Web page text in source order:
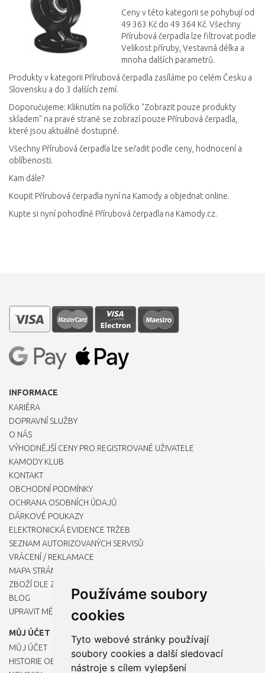
Používáme soubory
cookies
Tyto webové stránky používají
soubory cookies a další sledovací
nástroje s cílem vylepšení
Ceny v této kategorii se pohybují od
49 363 Kč do 49 364 Kč. Všechny
Přírubová čerpadla lze filtrovat podle
Velikost příruby, Vestavná délka a
mnoha dalších parametrů.
Produkty v kategorii Přírubová čerpadla zasíláme po celém Česku a
Slovensku a do 3 dalších zemí.
Doporučujeme: Kliknutím na políčko "Zobrazit pouze produkty
skladem" na pravé straně se zobrazí pouze Přírubová čerpadla,
které jsou aktuálně dostupné.
Všechny Přírubová čerpadla lze seřadit podle ceny, hodnocení a
oblíbenosti.
Kam dále?
Koupit Přírubová čerpadla nyní na Kamody a objednat online.
Kupte si nyní pohodlně Přírubová čerpadla na Kamody.cz.
INFORMACE
KARIÉRA
DOPRAVNÍ SLUŽBY
O NÁS
VÝHODNĚJŠÍ CENY PRO REGISTROVANÉ UŽIVATELE
KAMODY KLUB
KONTAKT
OBCHODNÍ PODMÍNKY
OCHRANA OSOBNÍCH ÚDAJŮ
DÁRKOVÉ POUKAZY
ELEKTRONICKÁ EVIDENCE TRŽEB
SEZNAM AUTORIZOVANÝCH SERVISŮ
VRÁCENÍ / REKLAMACE
MAPA STRÁNKY
ZBOŽÍ DLE ZNAČEK
BLOG
UPRAVIT MÉ PŘEDVOLBY COOKIES
MŮJ ÚČET
MŮJ ÚČET
HISTORIE OBJEDNÁVEK